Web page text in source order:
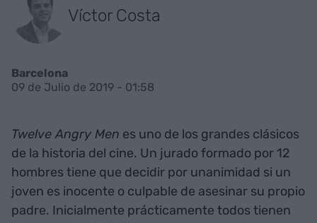
Víctor Costa
Barcelona
09 de Julio de 2019 - 01:58
Twelve Angry Men es uno de los grandes clásicos
de la historia del cine. Un jurado formado por 12
hombres tiene que decidir por unanimidad si un
joven es inocente o culpable de asesinar su propio
padre. Inicialmente prácticamente todos tienen